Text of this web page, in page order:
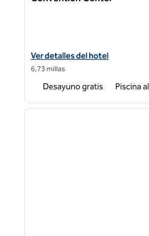
Ver detalles del hotel
Ver detalles del hotel
6,73 millas
Desayuno gratis Piscina
1 de 12